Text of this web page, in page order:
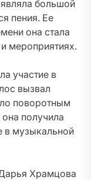
большой
пения. Ее
она стала
мероприятиях.
участие в
вызвал
поворотным
получила
в музыкальной
Храмцова